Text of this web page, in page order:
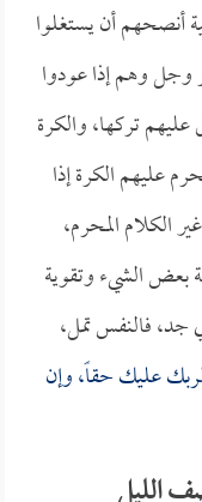
أنصحهم أن يستغلوا
وجل وهم إذا عودوا
تركها، والكرة
عليهم الكرة إذا
الكلام المحرم،
بعض الشيء وتقوية
جد، فالنفس تمل،
عليك حقاً، وإن